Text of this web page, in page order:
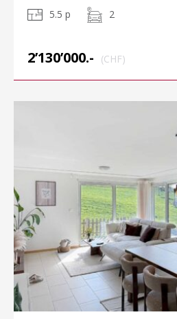
5.5 p 2
2’130’000.- (CHF)